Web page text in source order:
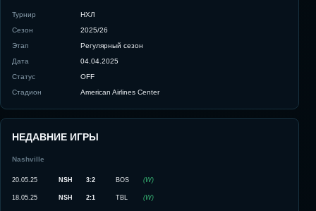
Турнир
НХЛ
Сезон
2025/26
Этап
Регулярный сезон
Дата
04.04.2025
Статус
OFF
Стадион
American Airlines Center
НЕДАВНИЕ ИГРЫ
Nashville
20.05.25 NSH 3:2 BOS (W)
18.05.25 NSH 2:1 TBL (W)